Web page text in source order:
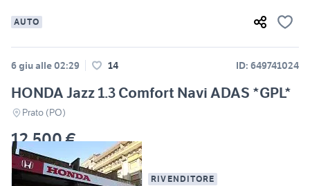
AUTO
6 giu alle 02:29 14 ID: 649741024
HONDA Jazz 1.3 Comfort Navi ADAS *GPL*
Prato (PO)
12.500 €
RIVENDITORE